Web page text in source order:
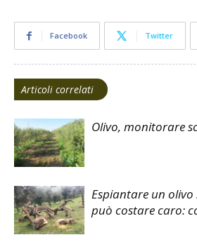
Facebook Twitter
Articoli correlati
Olivo, monitorare
Espiantare un olivo
può costare caro: